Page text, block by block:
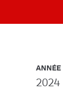
ANNÉE
2024